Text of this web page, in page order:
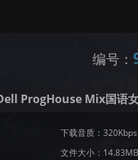
编号：
ProgHouse Mix国语
下载音质：320Kbps
文件大小：14.83MB